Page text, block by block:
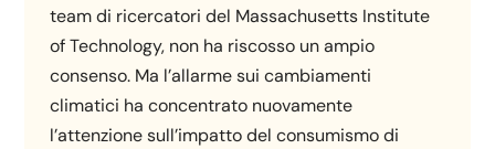
team di ricercatori del Massachusetts Institute
of Technology, non ha riscosso un ampio
consenso. Ma l’allarme sui cambiamenti
climatici ha concentrato nuovamente
l’attenzione sull’impatto del consumismo di